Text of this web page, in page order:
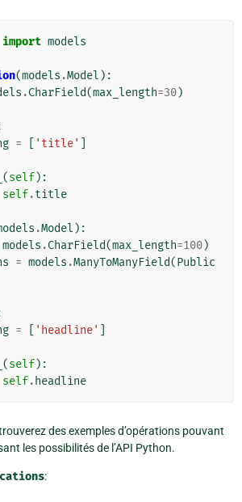
import models
(models .Model ):
.CharField(max_length=30)
= 'title'
(self):
self.title
.Model ):
models .CharField(max_length=100)
= models .ManyToManyField(Public
= 'headline'
(self):
self. headline
des exemples d’opérations pouvant
les possibilités de l’API Python.
: